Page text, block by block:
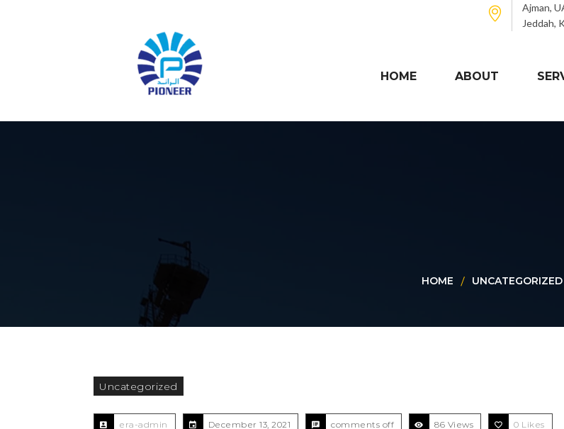
Ajman,
Jeddah,
HOME ABOUT
HOME UNCATEGORIZED
Uncategorized
era-admin December 13, 2021 comments off 86 Views 0 Likes